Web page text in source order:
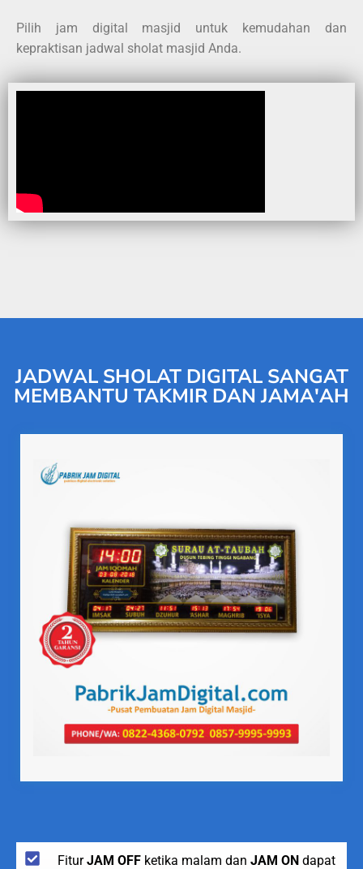
Pilih jam digital masjid untuk kemudahan dan
kepraktisan jadwal sholat masjid Anda.
JADWAL SHOLAT DIGITAL SANGAT
MEMBANTU TAKMIR DAN JAMA'AH
FiturJAM OFF ketika malam dan JAM ON dapat